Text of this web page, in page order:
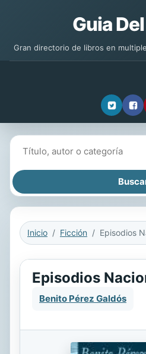
Guia
Gran directorio de libros en
Inicio Ficción Episodios
Episodios
Benito Pérez Galdós